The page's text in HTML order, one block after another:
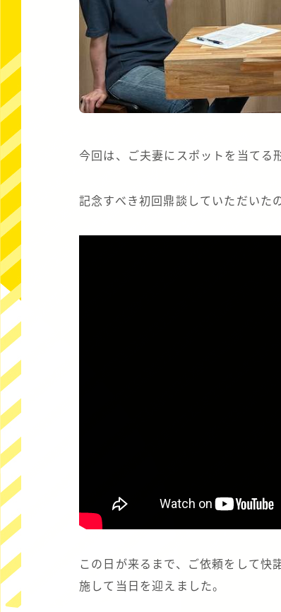
今回は、ご夫妻にスポットを当てる
記念すべき初回鼎談していただい
この日が来るまで、ご依頼をして快
施して当日を迎えました。